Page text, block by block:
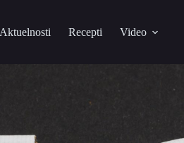
Recepti Video